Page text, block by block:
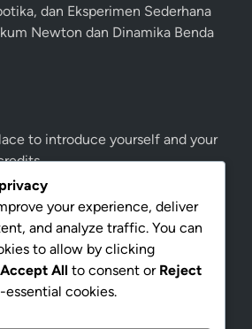
dan Eksperimen Sederhana
Newton dan Dinamika Benda
to introduce yourself and your
your experience, deliver
and analyze traffic. You can
to allow by clicking
Accept All to consent or Reject
cookies.